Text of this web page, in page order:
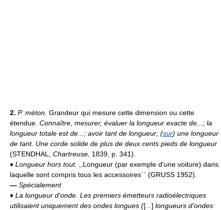
2. P. méton. Grandeur qui mesure cette dimension ou cette
étendue. Connaître, mesurer, évaluer la longueur exacte de...; la
longueur totale est de...; avoir tant de longueur; (sur) une longueur
de tant. Une corde solide de plus de deux cents pieds de longueur
(STENDHAL, Chartreuse, 1839, p. 341).
♦ Longueur hors tout.
,,Longueur (par exemple d'une voiture) dans
laquelle sont compris tous les accessoires`` (GRUSS 1952).
— Spécialement
♦ La longueur d'onde Les premiers émetteurs radioélectriques
utilisaient uniquement des ondes longues ([ ] longueurs d'ondes